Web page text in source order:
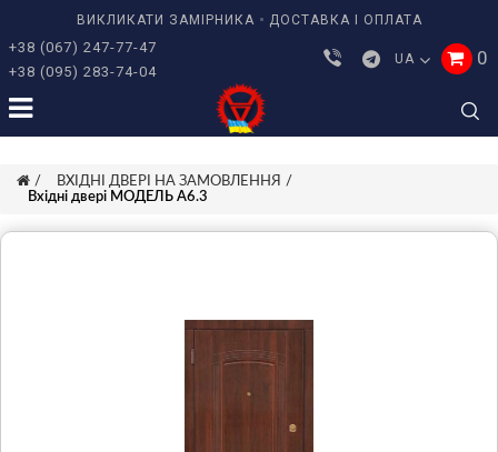
ВИКЛИКАТИ ЗАМІРНИКА ДОСТАВКА І ОПЛАТА
+38 (067) 247-77-47
+38 (095) 283-74-04
UA 0
ВХІДНІ ДВЕРІ НА ЗАМОВЛЕННЯ
Вхідні двері МОДЕЛЬ А6.3